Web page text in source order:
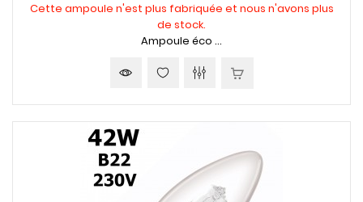
Cette ampoule n'est plus fabriquée et nous n'avons plus
de stock.
Ampoule éco ...